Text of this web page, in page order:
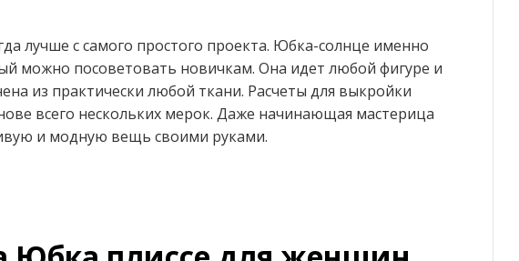
лучше с самого простого проекта. Юбка-солнце именно
можно посоветовать новичкам. Она идет любой фигуре и
из практически любой ткани. Расчеты для выкройки
всего нескольких мерок. Даже начинающая мастерица
и модную вещь своими руками.